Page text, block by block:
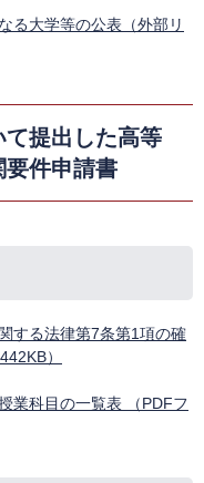
る大学等の公表（外部リ
提出した高等
要件申請書
する法律第7条第1項の確
）
業科目の一覧表 （PDFフ